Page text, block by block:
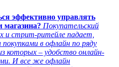
эффективно управлять
магазина? Покупательский
и стрит-ритейле падает,
в офлайн по ряду
которых – удобство онлайн-
И все же офлайн